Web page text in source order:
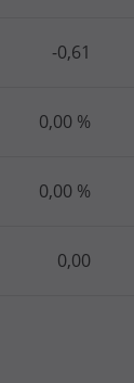
-0,61
0,00 %
0,00 %
0,00